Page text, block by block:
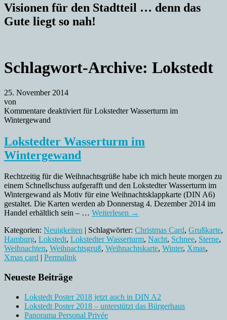
Visionen für den Stadtteil … denn das
Gute liegt so nah!
Schlagwort-Archive: Lokstedt
25. November 2014
von
Kommentare deaktiviert für Lokstedter Wasserturm im
Wintergewand
Lokstedter Wasserturm im
Wintergewand
Rechtzeitig für die Weihnachtsgrüße habe ich mich heute morgen zu
einem Schnellschuss aufgerafft und den Lokstedter Wasserturm im
Wintergewand als Motiv für eine Weihnachtsklappkarte (DIN A6)
gestaltet. Die Karten werden ab Donnerstag 4. Dezember 2014 im
Handel erhältlich sein – … Weiterlesen →
Kategorien: Neuigkeiten | Schlagwörter: Christmas Card, Grußkarte,
Hamburg, Lokstedt, Lokstedter Wasserturm, Nacht, Schnee, Sterne,
Weihnachten, Weihnachtsgruß, Weihnachtskarte, Winter, Xmas,
Xmas card
Permalink
Neueste Beiträge
Lokstedt Poster 2018 jetzt auch in DIN A2
Lokstedt Poster 2018 – unterstützt das Bürgerhaus
Panorama Personal Privée